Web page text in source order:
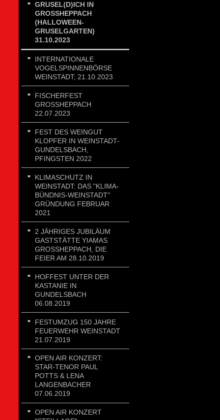
GRUSEL(D)ICH IN
GROSSHEPPACH (
HALLOWEEN-G
RUSELGARTEN) 3
1.10.2023
INTERNATIONALE
VOGELSPINNENBÖRSE
WEINSTADT; 21.10.2023
FISCHERFEST
GROSSHEPPACH 2
2.07.2023
FEST DES WEINGUT
KLOPFER IN WEINSTADT-
GUNDELSBACH,
PFINGSTEN 2022
KLIMASCHUTZ IN
WEINSTADT: DAS "KLIMA-
BÜNDNIS-WEINSTADT"
GRÜNDUNG FEBRUAR
2021
2 JÄHRIGES JUBILÄUM
GASTSTÄTTE YIAMAS
GROSSHEPPACH, DIE F
EIER AM 28.10.2019
HOFFEST UNTER DER
KASTANIE IN
GUNDELSBACH
06.08.2019
FESTUMZUG 150 JAHRE
FEUERWEHR WEINSTADT
21.07.2019
OPEN AIR KONZERT:
STAR-TENOR PAUL
POTTS & LENA
LANGENBACHER
07.06.2019
OPEN AIR KONZERT